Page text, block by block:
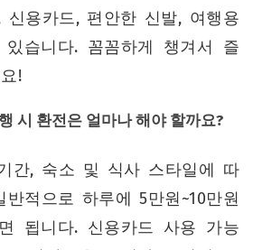
신용카드, 편안한 신발, 여행용
습니다. 꼼꼼하게 챙겨서 즐
!
시 환전은 얼마나 해야 할까요?
간, 숙소 및 식사 스타일에 따
적으로 하루에 5만원~10만원
됩니다. 신용카드 사용 가능